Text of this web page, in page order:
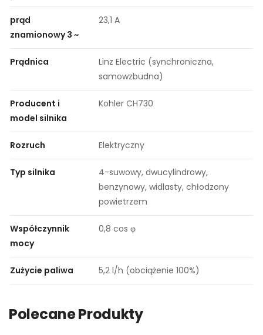
prąd
znamionowy 3 ~
23,1 A
Prądnica
Linz Electric (synchroniczna,
samowzbudna)
Producent i
model silnika
Kohler CH730
Rozruch Elektryczny
Typ silnika
4-suwowy, dwucylindrowy,
benzynowy, widlasty, chłodzony
powietrzem
Współczynnik
mocy
0,8 cos φ
Zużycie paliwa 5,2 l/h (obciążenie 100%)
Polecane Produkty